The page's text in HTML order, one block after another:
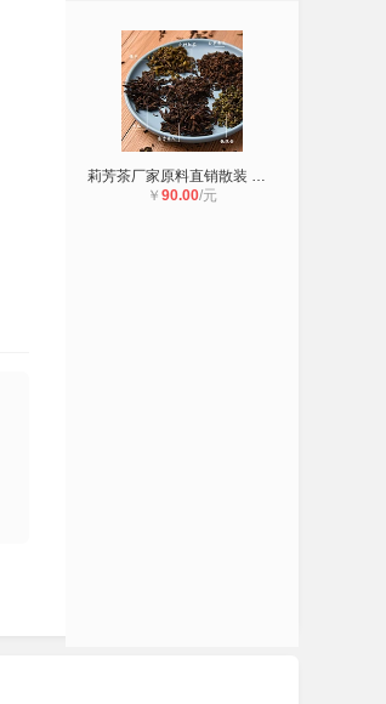
莉芳茶厂家原料直销散装 铁观音永春
￥ 90.00/元